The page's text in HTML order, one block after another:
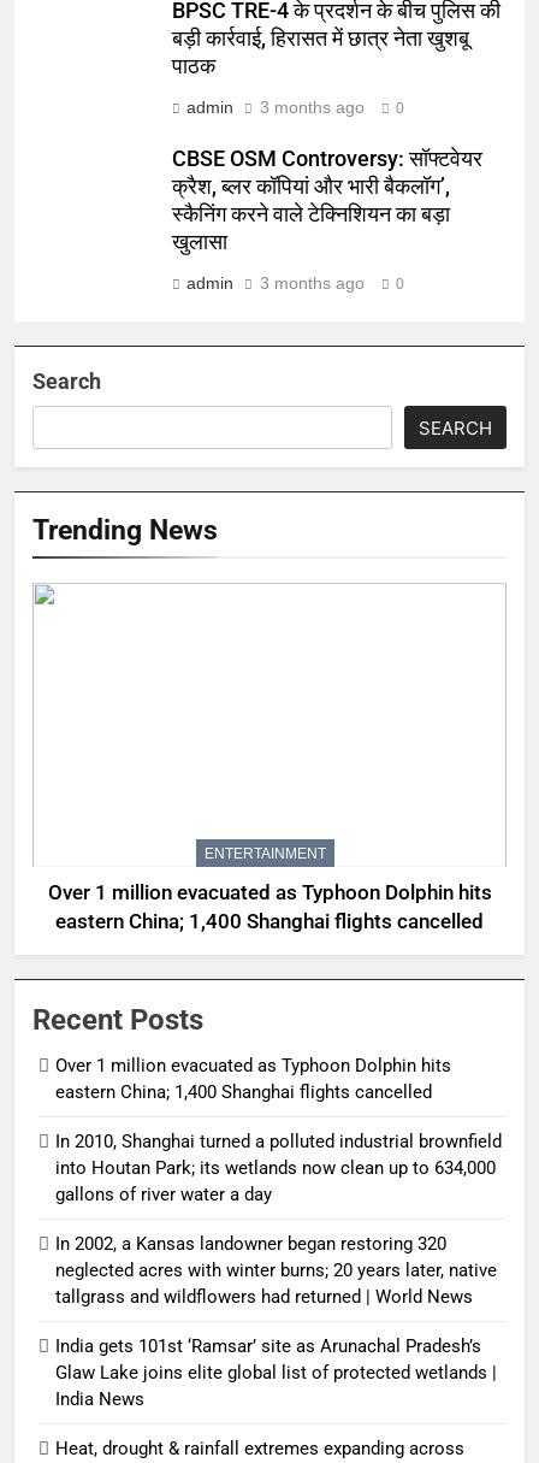
BPSC TRE-4 के प्रदर्शन के बीच पुलिस की
बड़ी कार्रवाई, हिरासत में छात्र नेता खुशबू
पाठक
admin 3 months ago 0
CBSE OSM Controversy: सॉफ्टवेयर
क्रैश, ब्लर कॉपियां और भारी बैकलॉग’,
स्कैनिंग करने वाले टेक्निशियन का बड़ा
खुलासा
admin 3 months ago 0
Search
SEARCH
Trending News
ENTERTAINMENT
Over 1 million evacuated as Typhoon Dolphin hits
eastern China; 1,400 Shanghai flights cancelled
Recent Posts
Over 1 million evacuated as Typhoon Dolphin hits
eastern China; 1,400 Shanghai flights cancelled
In 2010, Shanghai turned a polluted industrial brownfield
into Houtan Park; its wetlands now clean up to 634,000
gallons of river water a day
In 2002, a Kansas landowner began restoring 320
neglected acres with winter burns; 20 years later, native
tallgrass and wildflowers had returned | World News
India gets 101st ‘Ramsar’ site as Arunachal Pradesh’s
Glaw Lake joins elite global list of protected wetlands |
India News
Heat, drought & rainfall extremes expanding across